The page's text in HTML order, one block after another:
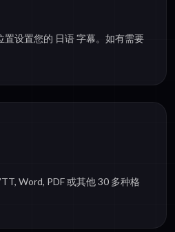
设置您的 日语 字幕。如有需要
Word, PDF 或其他 30 多种格